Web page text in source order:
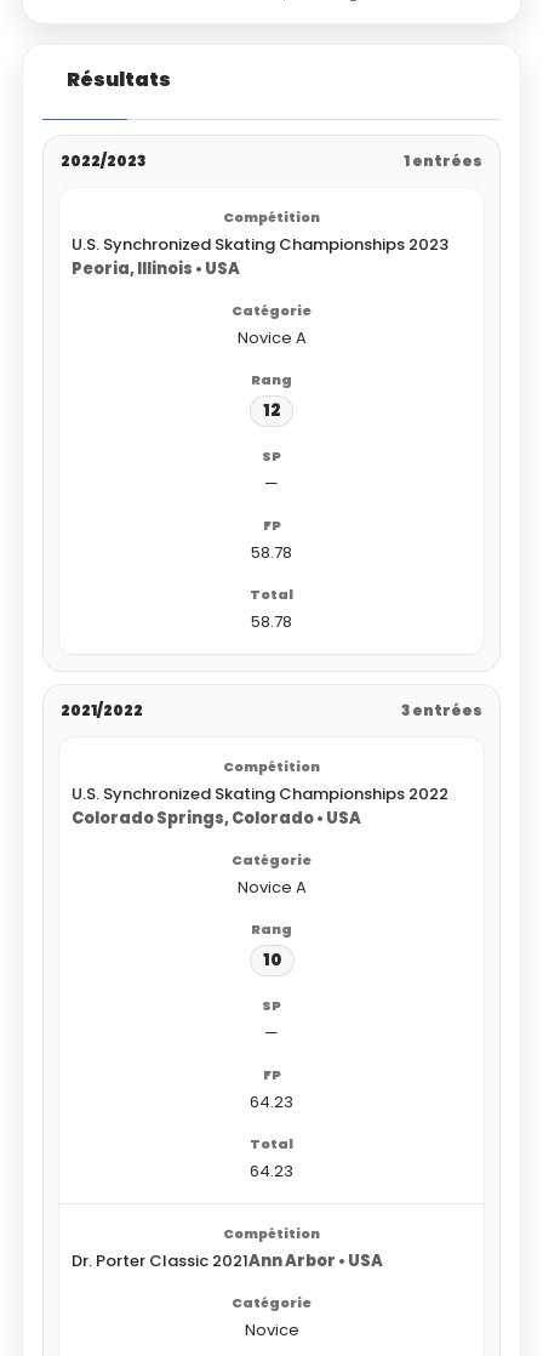
Résultats
2022/2023 1 entrées
U.S. Synchronized Skating Championships 2023
Peoria, Illinois • USA
Novice A
12
—
58.78
58.78
2021/2022 3 entrées
U.S. Synchronized Skating Championships 2022
Colorado Springs, Colorado • USA
Novice A
10
—
64.23
64.23
Dr. Porter Classic 2021Ann Arbor • USA
Novice